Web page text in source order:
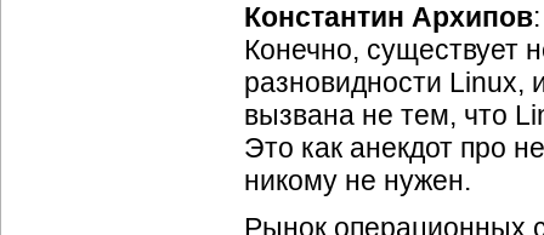
Константин Архипов
Конечно, существует
разновидности Linux,
вызвана не тем, что
Это как анекдот про
никому не нужен.
Рынок операционных